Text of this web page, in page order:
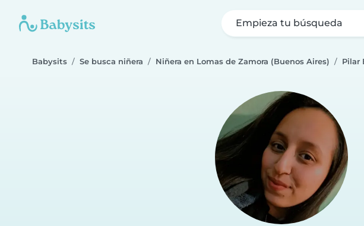
Empieza tu búsqueda
Babysits Se busca niñera Niñera en Lomas de Zamora (Buenos Aires) Pilar